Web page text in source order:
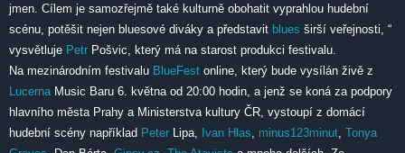
jmen. Cílem je samozřejmě také kulturně obohatit vyprahlou hudební
scénu, potěšit nejen bluesové diváky a představit blues širší veřejnosti, “
vysvětluje Petr Pošvic, který má na starost produkci festivalu.
Na mezinárodním festivalu BlueFest online, který bude vysílán živě z
Lucerna Music Baru 6. května od 20:00 hodin, a jenž se koná za podpory
hlavního města Prahy a Ministerstva kultury ČR, vystoupí z domácí
hudební scény například Peter Lipa, Ivan Hlas minus123minut Tonya